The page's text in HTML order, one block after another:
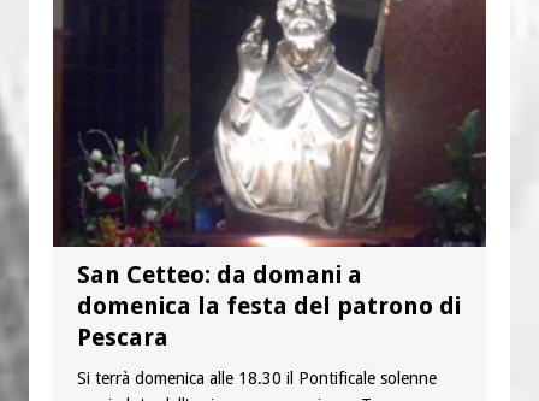
San Cetteo: da domani a
domenica la festa del patrono di
Pescara
Si terrà domenica alle 18.30 il Pontificale solenne